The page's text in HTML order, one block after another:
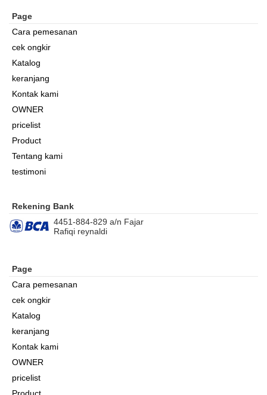
Page
Cara pemesanan
cek ongkir
Katalog
keranjang
Kontak kami
OWNER
pricelist
Product
Tentang kami
testimoni
Rekening Bank
4451-884-829 a/n Fajar
Rafiqi reynaldi
Page
Cara pemesanan
cek ongkir
Katalog
keranjang
Kontak kami
OWNER
pricelist